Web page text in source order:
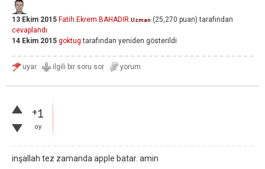
13 Ekim 2015 Fatih Ekrem BAHADIR Uzman (25,270 puan) tarafından
cevaplandı
14 Ekim 2015 goktug tarafından yeniden gösterildi
+1
oy
inşallah tez zamanda apple batar. amin